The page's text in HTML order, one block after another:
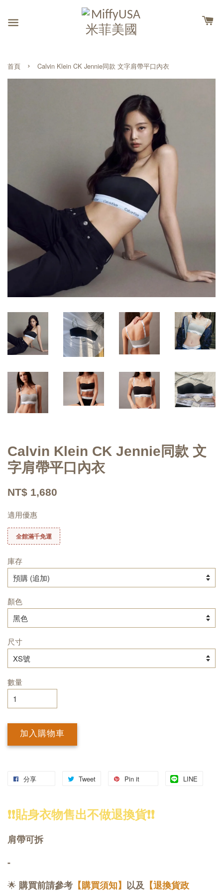
首頁 › Calvin Klein CK Jennie同款 文字肩帶平口內衣
Calvin Klein CK Jennie同款 文
字肩帶平口內衣
NT$ 1,680
適用優惠
全館滿千免運
庫存
顏色
尺寸
數量
加入購物車
分享 Tweet Pin it LINE
❗❗貼身衣物售出不做退換貨❗❗
肩帶可拆
-
🌟 購買前請參考 【購買須知】 以及 【退換貨政